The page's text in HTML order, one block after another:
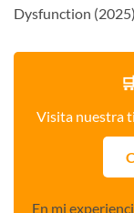
Dysfunction (2025).
Visita nuestra
En mi